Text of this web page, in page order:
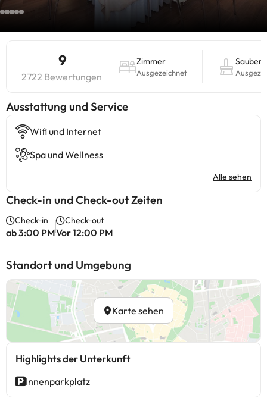
9
2722 Bewertungen
Zimmer
Ausgezeichnet
​Ausstattung und Service
Wifi und Internet
Spa und Wellness
Alle sehen
Check-in und Check-out Zeiten
Check-in
ab 3:00 PM
Check-out
Vor 12:00 PM
Standort und Umgebung
Karte sehen
Highlights der Unterkunft
Innenparkplatz